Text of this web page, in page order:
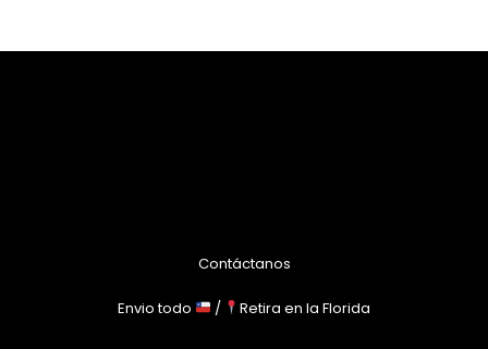
Contáctanos
Envio todo / Retira en la Florida